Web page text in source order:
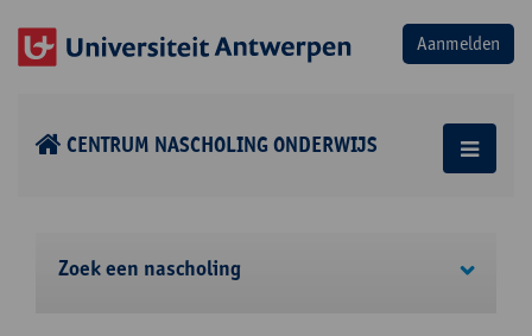
CENTRUM NASCHOLING ONDERWIJS
Zoek een nascholing